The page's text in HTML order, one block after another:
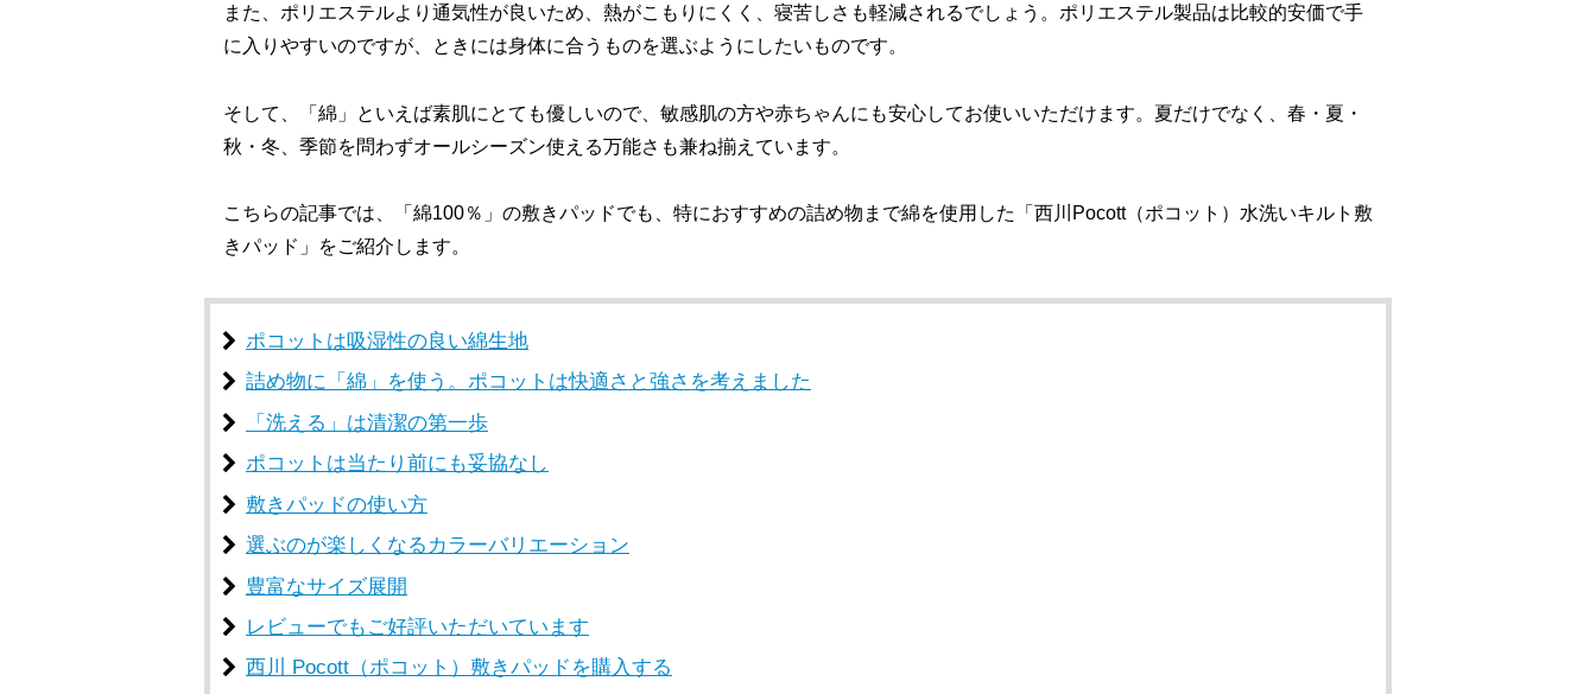
また、ポリエステルより通気性が良いため、熱がこもりにくく、寝苦しさも軽減されるでしょう。ポリエステル製品は比較的安価で手
に入りやすいのですが、ときには身体に合うものを選ぶようにしたいものです。
そして、「綿」といえば素肌にとても優しいので、敏感肌の方や赤ちゃんにも安心してお使いいただけます。夏だけでなく、春・夏・
秋・冬、季節を問わずオールシーズン使える万能さも兼ね揃えています。
こちらの記事では、「綿100％」の敷きパッドでも、特におすすめの詰め物まで綿を使用した「西川Pocott（ポコット）水洗いキルト敷
きパッド」をご紹介します。
ポコットは吸湿性の良い綿生地
詰め物に「綿」を使う。ポコットは快適さと強さを考えました
「洗える」は清潔の第一歩
ポコットは当たり前にも妥協なし
敷きパッドの使い方
選ぶのが楽しくなるカラーバリエーション
豊富なサイズ展開
レビューでもご好評いただいています
西川 Pocott（ポコット）敷きパッドを購入する